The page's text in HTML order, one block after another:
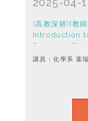
(高教深耕)(教
Introduction
Research
講員：化學系 葉